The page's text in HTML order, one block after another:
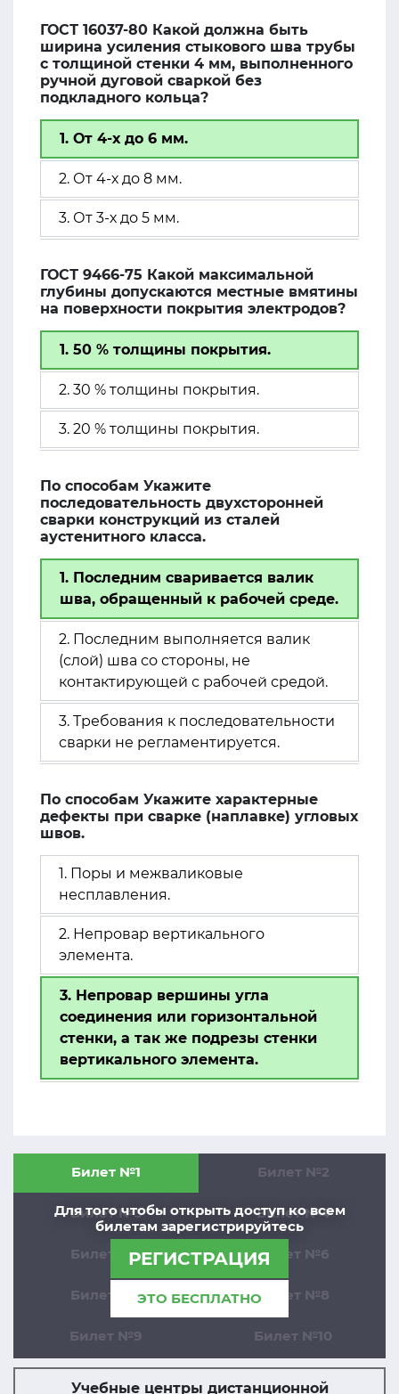
ГОСТ 16037-80 Какой должна быть
ширина усиления стыкового шва трубы
с толщиной стенки 4 мм, выполненного
ручной дуговой сваркой без
подкладного кольца?
1. От 4-х до 6 мм.
2. От 4-х до 8 мм.
3. От 3-х до 5 мм.
ГОСТ 9466-75 Какой максимальной
глубины допускаются местные вмятины
на поверхности покрытия электродов?
1. 50 % толщины покрытия.
2. 30 % толщины покрытия.
3. 20 % толщины покрытия.
По способам Укажите
последовательность двухсторонней
сварки конструкций из сталей
аустенитного класса.
1. Последним сваривается валик
шва, обращенный к рабочей среде.
2. Последним выполняется валик
(слой) шва со стороны, не
контактирующей с рабочей средой.
3. Требования к последовательности
сварки не регламентируется.
По способам Укажите характерные
дефекты при сварке (наплавке) угловых
швов.
1. Поры и межваликовые
несплавления.
2. Непровар вертикального
элемента.
3. Непровар вершины угла
соединения или горизонтальной
стенки, а так же подрезы стенки
вертикального элемента.
Для того чтобы открыть доступ ко всем
билетам зарегистрируйтесь
РЕГИСТРАЦИЯ
ЭТО БЕСПЛАТНО
Билет №1 Билет №2
Билет №3 Билет №4
Билет №5 Билет №6
Билет №7 Билет №8
Билет №9 Билет №10
Учебные центры дистанционной